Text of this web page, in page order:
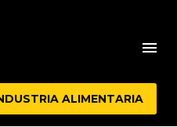
ALIMENTARIA